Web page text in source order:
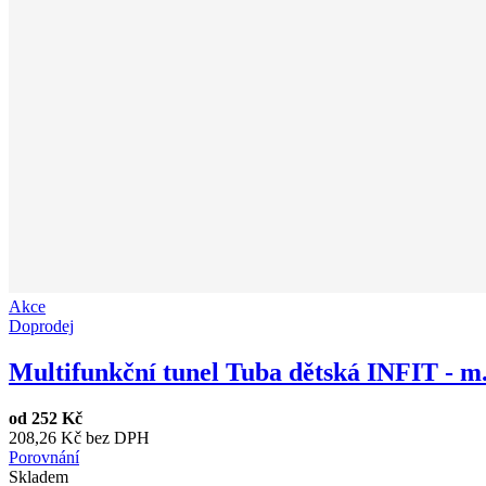
Akce
Doprodej
Multifunkční tunel Tuba dětská INFIT -
od 252 Kč
208,26 Kč bez DPH
Porovnání
Skladem